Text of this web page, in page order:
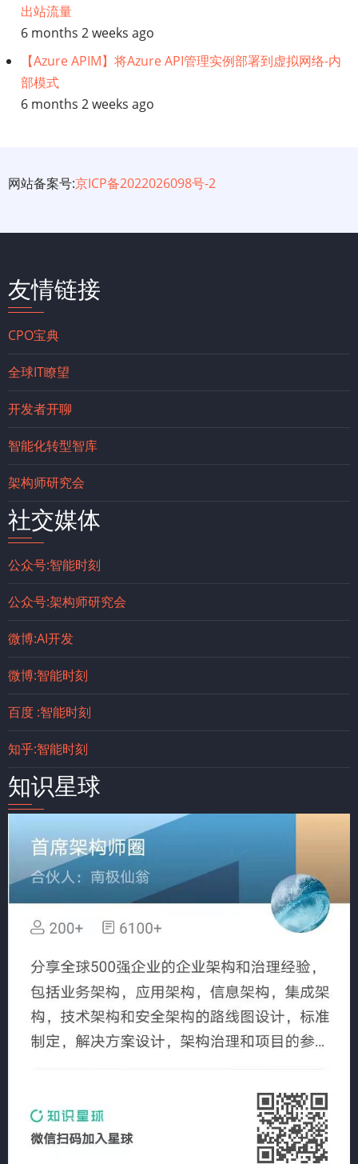
出站流量
6 months 2 weeks ago
【Azure APIM】将Azure API管理实例部署到虚拟网络-内
部模式
6 months 2 weeks ago
网站备案号:京ICP备2022026098号-2
友情链接
CPO宝典
全球IT瞭望
开发者开聊
智能化转型智库
架构师研究会
社交媒体
公众号:智能时刻
公众号:架构师研究会
微博:AI开发
微博:智能时刻
百度 :智能时刻
知乎:智能时刻
知识星球